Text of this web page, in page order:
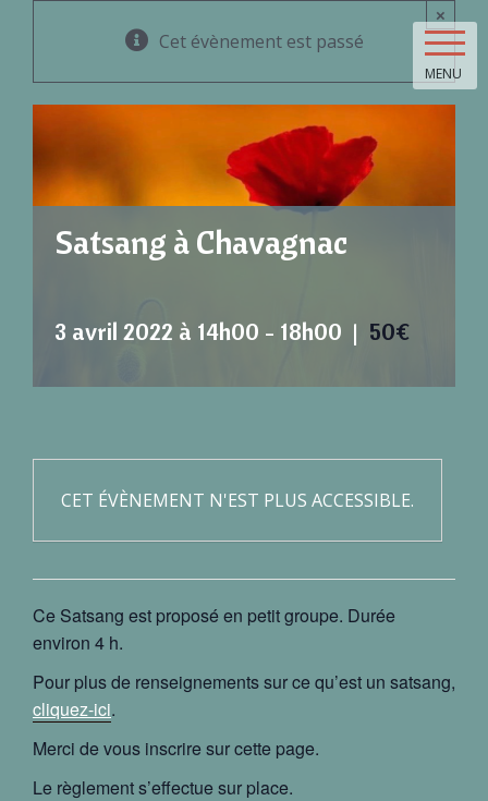
MENU
×
Cet évènement est passé
Satsang à Chavagnac
3 avril 2022 à 14h00 - 18h00 | 50€
CET ÉVÈNEMENT N'EST PLUS ACCESSIBLE.
Ce Satsang est proposé en petit groupe. Durée
environ 4 h.
Pour plus de renseignements sur ce qu’est un satsang,
cliquez-ici.
Merci de vous inscrire sur cette page.
Le règlement s’effectue sur place.